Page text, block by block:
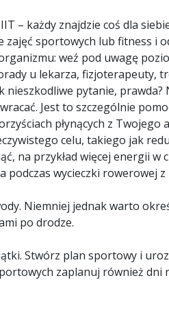
– każdy znajdzie coś dla
sportowych lub fitness i
weź pod uwagę
u lekarza, fizjoterapeuty,
nieszkodliwe pytanie,
Jest to szczególnie
płynących z
celu, takiego jak
na przykład więcej energii w
podczas wycieczki rowerowej
Niemniej jednak warto
po drodze.
Stwórz plan sportowy i
zaplanuj również dni